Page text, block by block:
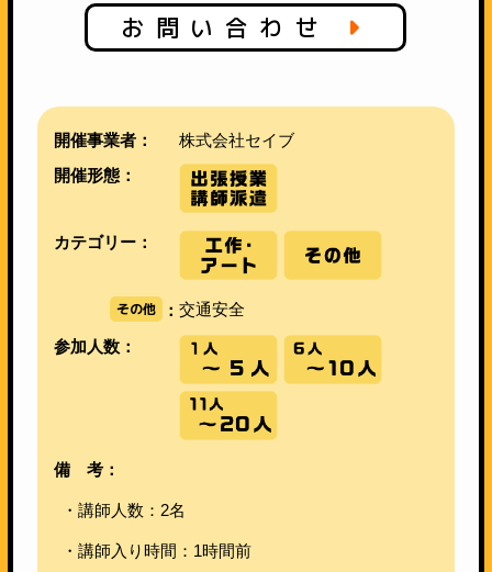
お問い合わせ
開催事業者：
株式会社セイブ
開催形態：
カテゴリー：
その他 ： 交通安全
参加人数：
備 考：
・講師人数：2名
・講師入り時間：1時間前